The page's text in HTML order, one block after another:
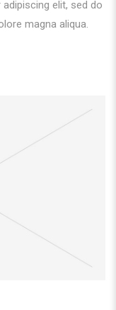
elit, sed do
magna aliqua.